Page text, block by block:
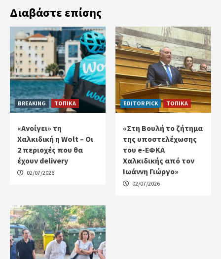
Διαβάστε επίσης
BREAKING ΤΟΠΙΚΑ
«Ανοίγει» τη
Χαλκιδική η Wolt – Οι
2 περιοχές που θα
έχουν delivery
02/07/2026
EDITOR PICK ΤΟΠΙΚΑ
«Στη Βουλή το ζήτημα
της υποστελέχωσης
του e-ΕΦΚΑ
Χαλκιδικής από τον
Ιωάννη Γιώργο»
02/07/2026